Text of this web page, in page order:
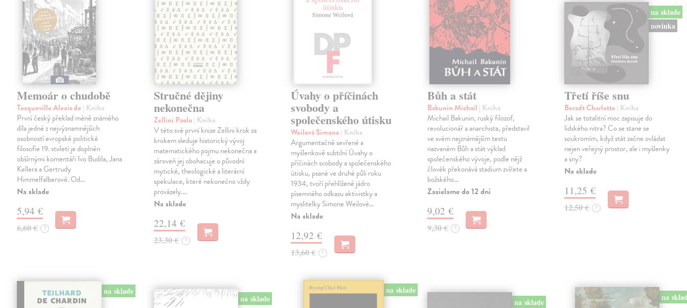
Memoár o chudobě
Tocqueville Alexis de | Kniha
První český překlad méně známého
díla jedné z nejvýznamnějších
osobností evropské politické
filosofie 19. století je doplněn
obšírnými komentáři Ivo Budila, Jana
Kellera a Gertrudy
Himmelfalberové. Od…
Na sklade
5,94 €
6,60 € ?
Stručné dějiny
nekonečna
Zellini Paolo| Kniha
V této své první knize Zellini krok za
krokem sleduje historický vývoj
matematického pojmu nekonečna a
zároveň jej obohacuje o původní
mytické, theologické a literární
spekulace, které nekonečno vždy
provázely.…
Na sklade
22,14 €
23,30 € ?
Úvahy o příčinách
svobody a
společenského útisku
Weilová Simone | Kniha
Argumentačně sevřené a
myšlenkově subtilní Úvahy o
příčinách svobody a společenského
útisku, psané ve druhé půli roku
1934, tvoří přehlížené jádro
písemného odkazu aktivistky a
myslitelky Simone Weilové…
Na sklade
12,92 €
13,60 € ?
Bůh a stát
Bakunin Michail | Kniha
Michail Bakunin, ruský filozof,
revolucionář a anarchista, představil
ve svém nejznámějším textu
nazvaném Bůh a stát výklad
společenského vývoje, podle nějž
člověk překonává stadium zvířete a
božského…
Zasielame do 12 dní
9,02 €
9,30 € ?
na sklade
novinka
Třetí říše snu
Beradt Charlotte | Kniha
Jak se totalitní moc zapisuje do
lidského nitra? Co se stane se
soukromím, když stát začne ovládat
nejen veřejný prostor, ale i myšlenky
a sny?
Na sklade
11,25 €
12,50 € ?
na sklade
na sklade
na sklade
na sklade na